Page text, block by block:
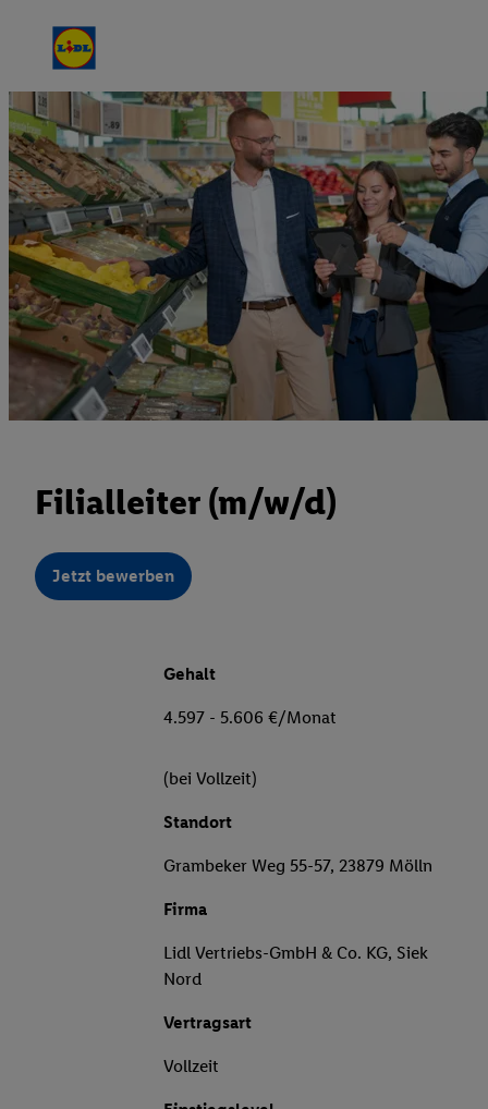
Filialleiter (m/w/d)
Jetzt bewerben
Gehalt
4.597 - 5.606 €/Monat
(bei Vollzeit)
Standort
Grambeker Weg 55-57, 23879 Mölln
Firma
Lidl Vertriebs-GmbH & Co. KG, Siek
Nord
Vertragsart
Vollzeit